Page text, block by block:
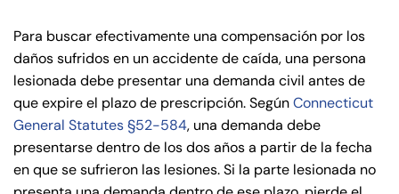
Para buscar efectivamente una compensación por los
daños sufridos en un accidente de caída, una persona
lesionada debe presentar una demanda civil antes de
que expire el plazo de prescripción. SegúnConnecticut
General Statutes §52-584, una demanda debe
presentarse dentro de los dos años a partir de la fecha
en que se sufrieron las lesiones. Si la parte lesionada no